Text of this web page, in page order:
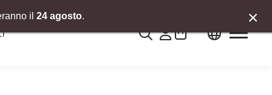
×
il 24 agosto.